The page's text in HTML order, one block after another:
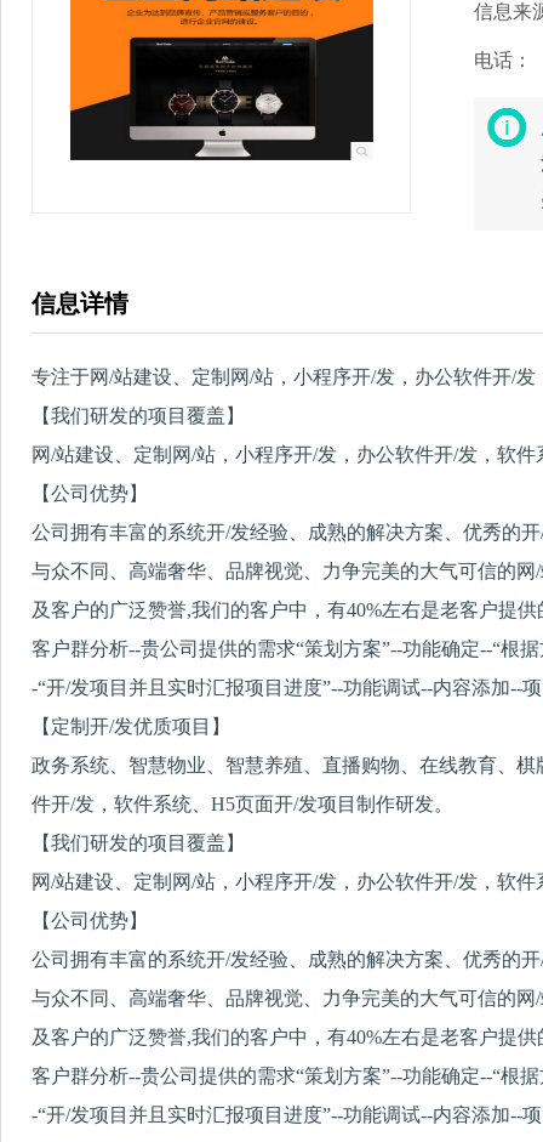
信息来
电话：
信息详情
专注于网/站建设、定制网/站，小程序开/发，办公软件开/
【我们研发的项目覆盖】
网/站建设、定制网/站，小程序开/发，办公软件开/发，软
【公司优势】
公司拥有丰富的系统开/发经验、成熟的解决方案、优秀的
与众不同、高端奢华、品牌视觉、力争完美的大气可信的
及客户的广泛赞誉,我们的客户中，有40%左右是老客户提
客户群分析--贵公司提供的需求“策划方案”--功能确定--“根
-“开/发项目并且实时汇报项目进度”--功能调试--内容添加--
【定制开/发优质项目】
政务系统、智慧物业、智慧养殖、直播购物、在线教育、
件开/发，软件系统、H5页面开/发项目制作研发。
【我们研发的项目覆盖】
网/站建设、定制网/站，小程序开/发，办公软件开/发，软
【公司优势】
公司拥有丰富的系统开/发经验、成熟的解决方案、优秀的
与众不同、高端奢华、品牌视觉、力争完美的大气可信的
及客户的广泛赞誉,我们的客户中，有40%左右是老客户提
客户群分析--贵公司提供的需求“策划方案”--功能确定--“根
-“开/发项目并且实时汇报项目进度”--功能调试--内容添加--